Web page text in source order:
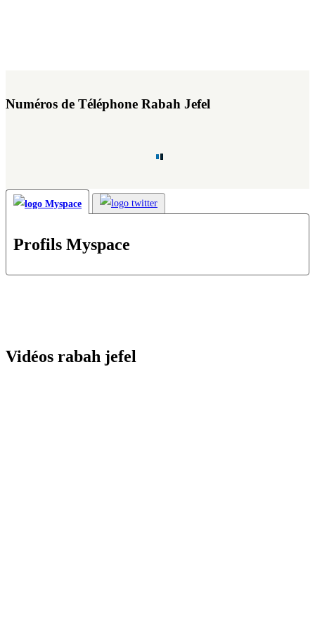
Numéros de Téléphone Rabah Jefel
Profils Myspace
Vidéos rabah jefel